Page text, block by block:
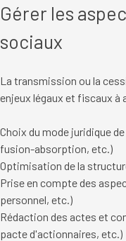
Gérer les
sociaux
La transmission ou la
enjeux légaux et fiscaux à
Choix du mode juridique
fusion-absorption, etc.)
Optimisation de la
Prise en compte des
personnel, etc.)
Rédaction des actes et
pacte d'actionnaires, etc.)